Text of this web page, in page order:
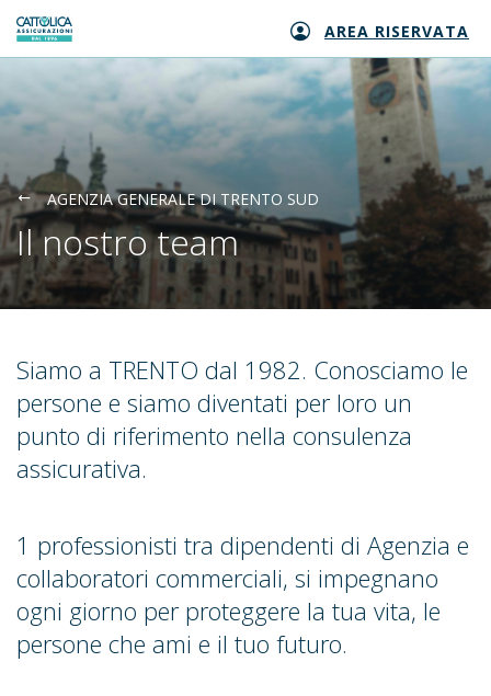
Generali logo AREA RISERVATA
AGENZIA GENERALE DI TRENTO SUD
Il nostro team
Siamo a TRENTO dal 1982. Conosciamo le
persone e siamo diventati per loro un
punto di riferimento nella consulenza
assicurativa.
1 professionisti tra dipendenti di Agenzia e
collaboratori commerciali, si impegnano
ogni giorno per proteggere la tua vita, le
persone che ami e il tuo futuro.